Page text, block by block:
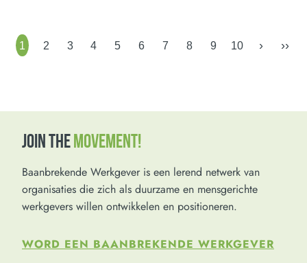
1 2 3 4 5 6 7 8 9 10 › ››
JOIN THEMOVEMENT!
Baanbrekende Werkgever is een lerend netwerk van
organisaties die zich als duurzame en mensgerichte
werkgevers willen ontwikkelen en positioneren.
WORD EEN BAANBREKENDE WERKGEVER